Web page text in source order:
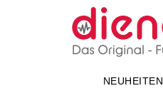
NEUHEITEN